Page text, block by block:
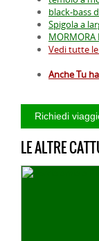
black-bass
Spigola a
MORMORA
Vedi tutte
Anche Tu
LE ALTRE